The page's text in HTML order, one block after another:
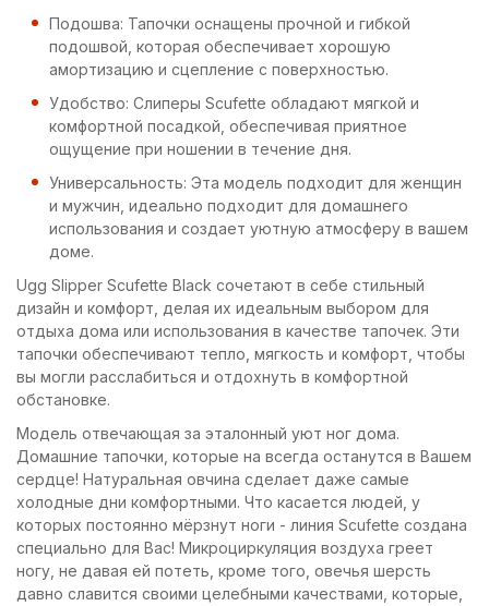
Подошва: Тапочки оснащены прочной и гибкой
подошвой, которая обеспечивает хорошую
амортизацию и сцепление с поверхностью.
Удобство: Слиперы Scufette обладают мягкой и
комфортной посадкой, обеспечивая приятное
ощущение при ношении в течение дня.
Универсальность: Эта модель подходит для женщин
и мужчин, идеально подходит для домашнего
использования и создает уютную атмосферу в вашем
доме.
Ugg Slipper Scufette Black сочетают в себе стильный
дизайн и комфорт, делая их идеальным выбором для
отдыха дома или использования в качестве тапочек. Эти
тапочки обеспечивают тепло, мягкость и комфорт, чтобы
вы могли расслабиться и отдохнуть в комфортной
обстановке.
Модель отвечающая за эталонный уют ног дома.
Домашние тапочки, которые на всегда останутся в Вашем
сердце! Натуральная овчина сделает даже самые
холодные дни комфортными. Что касается людей, у
которых постоянно мёрзнут ноги - линия Scufette создана
специально для Вас! Микроциркуляция воздуха греет
ногу, не давая ей потеть, кроме того, овечья шерсть
давно славится своими целебными качествами, которые,